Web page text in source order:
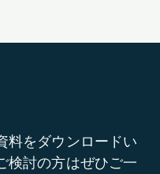
料をダウンロードい
検討の方はぜひご一